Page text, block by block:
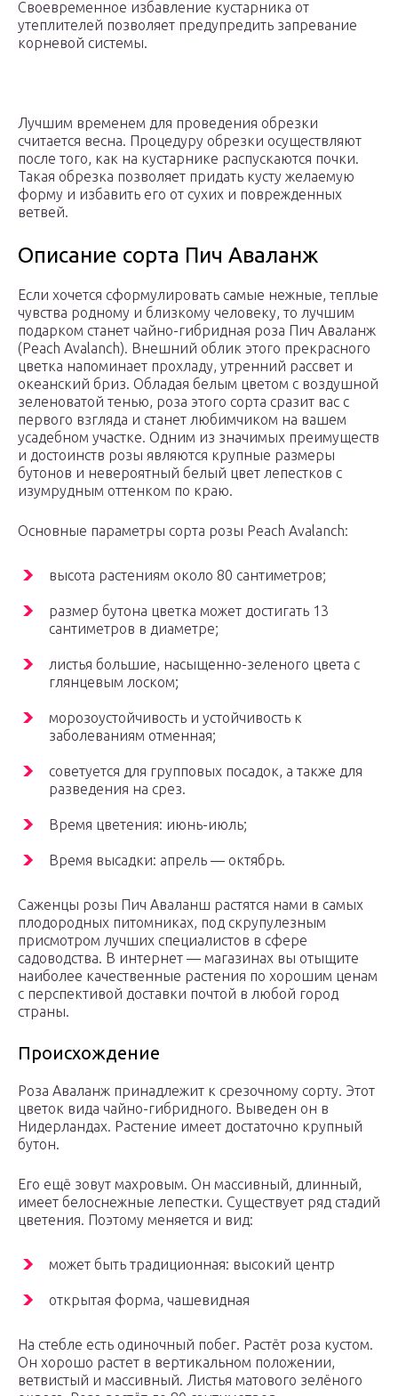
Своевременное избавление кустарника от
утеплителей позволяет предупредить запревание
корневой системы.
Лучшим временем для проведения обрезки
считается весна. Процедуру обрезки осуществляют
после того, как на кустарнике распускаются почки.
Такая обрезка позволяет придать кусту желаемую
форму и избавить его от сухих и поврежденных
ветвей.
Описание сорта Пич Аваланж
Если хочется сформулировать самые нежные, теплые
чувства родному и близкому человеку, то лучшим
подарком станет чайно-гибридная роза Пич Аваланж
(Peach Avalanch). Внешний облик этого прекрасного
цветка напоминает прохладу, утренний рассвет и
океанский бриз. Обладая белым цветом с воздушной
зеленоватой тенью, роза этого сорта сразит вас с
первого взгляда и станет любимчиком на вашем
усадебном участке. Одним из значимых преимуществ
и достоинств розы являются крупные размеры
бутонов и невероятный белый цвет лепестков с
изумрудным оттенком по краю.
Основные параметры сорта розы Peach Avalanch:
высота растениям около 80 сантиметров;
размер бутона цветка может достигать 13
сантиметров в диаметре;
листья большие, насыщенно-зеленого цвета с
глянцевым лоском;
морозоустойчивость и устойчивость к
заболеваниям отменная;
советуется для групповых посадок, а также для
разведения на срез.
Время цветения: июнь-июль;
Время высадки: апрель — октябрь.
Саженцы розы Пич Аваланш растятся нами в самых
плодородных питомниках, под скрупулезным
присмотром лучших специалистов в сфере
садоводства. В интернет — магазинах вы отыщите
наиболее качественные растения по хорошим ценам
с перспективой доставки почтой в любой город
страны.
Происхождение
Роза Аваланж принадлежит к срезочному сорту. Этот
цветок вида чайно-гибридного. Выведен он в
Нидерландах. Растение имеет достаточно крупный
бутон.
Его ещё зовут махровым. Он массивный, длинный,
имеет белоснежные лепестки. Существует ряд стадий
цветения. Поэтому меняется и вид:
может быть традиционная: высокий центр
открытая форма, чашевидная
На стебле есть одиночный побег. Растёт роза кустом.
Он хорошо растет в вертикальном положении,
ветвистый и массивный. Листья матового зелёного